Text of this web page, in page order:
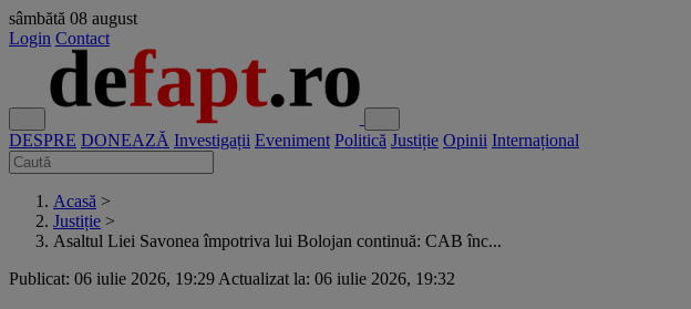
sâmbătă 08 august
Login Contact
DESPRE DONEAZĂ Investigații Eveniment Politică Justiție Opinii Internațional
Acasă >
Justiție >
Asaltul Liei Savonea împotriva lui Bolojan continuă: CAB înc...
Publicat: 06 iulie 2026, 19:29 Actualizat la: 06 iulie 2026, 19:32